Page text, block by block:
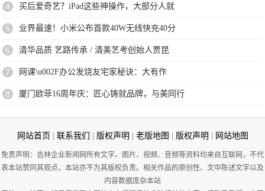
4 买后爱奇艺？iPad这些神操作，大部分人就
5 业界最速！小米公布首款40W无线快充40分
6 清华品质 艺路传承 / 清美艺考创始人贾昆
7 网课\u002F办公发烧友宅家秘诀：大有作
8 厦门欧菲16周年庆：匠心铸就品牌，与美同行
网站首页 联系我们 版权声明 老版地图 版权声明 网站地图
免责声明：吉林企业新闻网所有文字、图片、视频、音频等资料均来自互联网，不代
表本站赞同其观点，本站亦不为其版权负责。相关作品的原创性、文中陈述文字以及
内容数据庞杂本站